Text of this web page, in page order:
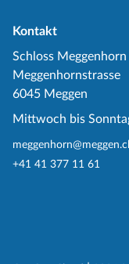
Kontakt
Schloss Meggenhorn
Meggenhornstrasse
6045 Meggen
Mittwoch bis
+41 41 377 11 61